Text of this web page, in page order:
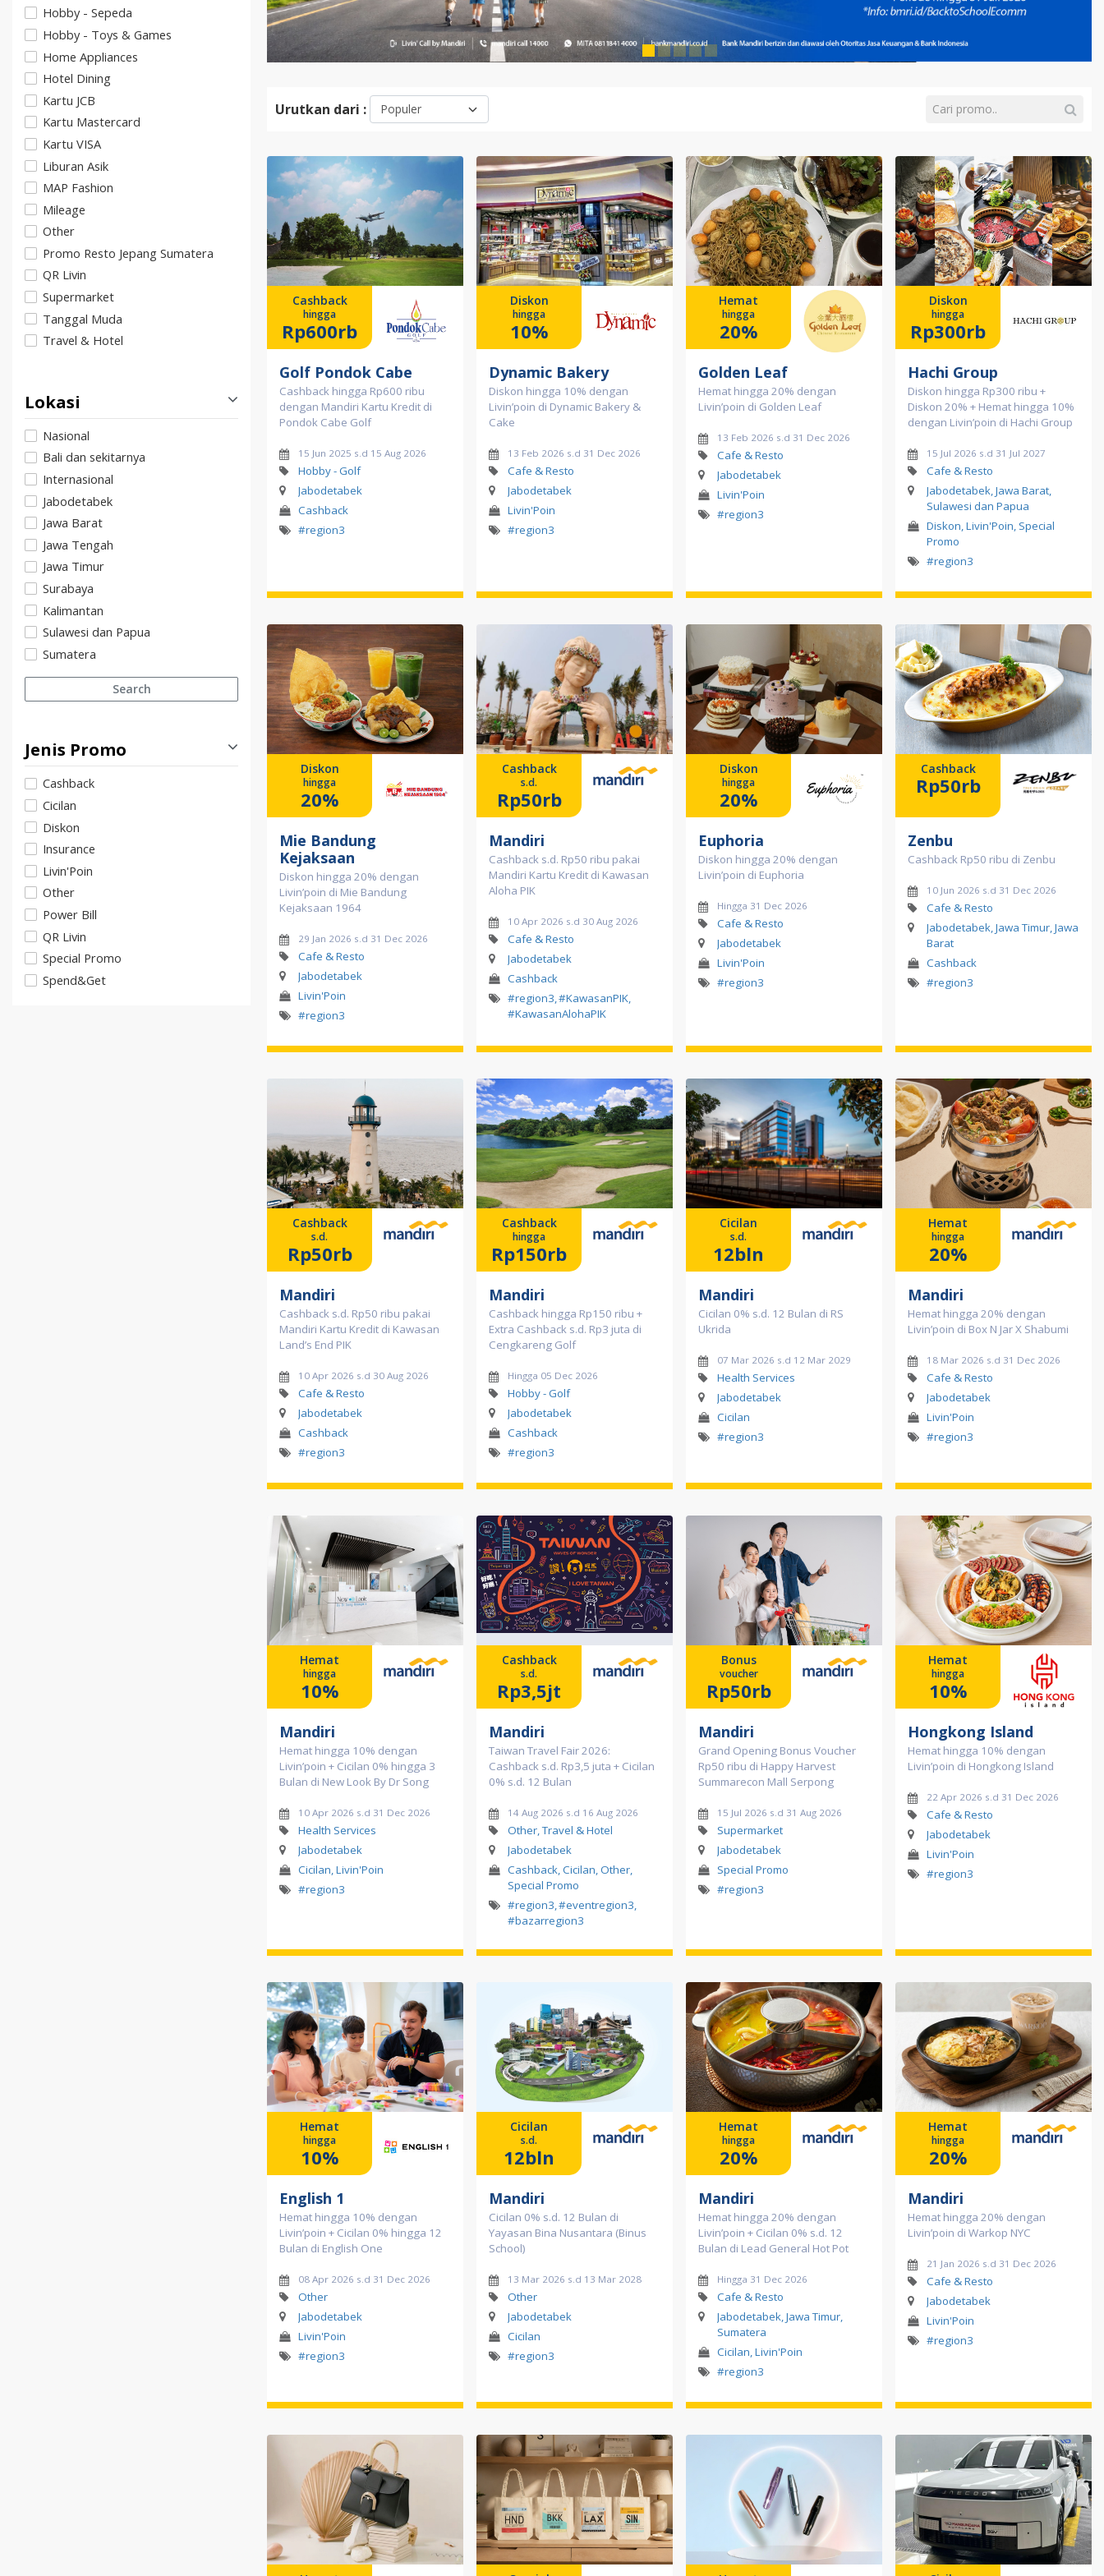
Hobby - Sepeda
Hobby - Toys & Games
Home Appliances
Hotel Dining
Kartu JCB
Kartu Mastercard
Kartu VISA
Liburan Asik
MAP Fashion
Mileage
Other
Promo Resto Jepang Sumatera
QR Livin
Supermarket
Tanggal Muda
Travel & Hotel
Lokasi
Nasional
Bali dan sekitarnya
Internasional
Jabodetabek
Jawa Barat
Jawa Tengah
Jawa Timur
Surabaya
Kalimantan
Sulawesi dan Papua
Sumatera
Search
Jenis Promo
Cashback
Cicilan
Diskon
Insurance
Livin'Poin
Other
Power Bill
QR Livin
Special Promo
Spend&Get
Urutkan dari :
Cashback
hingga
Rp600rb
Golf Pondok Cabe
Cashback hingga Rp600 ribu
dengan Mandiri Kartu Kredit di
Pondok Cabe Golf
15 Jun 2025 s.d 15 Aug 2026
Hobby - Golf
Jabodetabek
Cashback
#region3
Diskon
hingga
10%
Dynamic Bakery
Diskon hingga 10% dengan
Livin’poin di Dynamic Bakery &
Cake
13 Feb 2026 s.d 31 Dec 2026
Cafe & Resto
Jabodetabek
Livin'Poin
#region3
Hemat
hingga
20%
Golden Leaf
Hemat hingga 20% dengan
Livin’poin di Golden Leaf
13 Feb 2026 s.d 31 Dec 2026
Cafe & Resto
Jabodetabek
Livin'Poin
#region3
Diskon
hingga
Rp300rb
Hachi Group
Diskon hingga Rp300 ribu +
Diskon 20% + Hemat hingga 10%
dengan Livin’poin di Hachi Group
15 Jul 2026 s.d 31 Jul 2027
Cafe & Resto
Jabodetabek, Jawa Barat,
Sulawesi dan Papua
Diskon, Livin'Poin, Special
Promo
#region3
Diskon
hingga
20%
Mie Bandung
Kejaksaan
Diskon hingga 20% dengan
Livin’poin di Mie Bandung
Kejaksaan 1964
29 Jan 2026 s.d 31 Dec 2026
Cafe & Resto
Jabodetabek
Livin'Poin
#region3
Cashback
s.d.
Rp50rb
Mandiri
Cashback s.d. Rp50 ribu pakai
Mandiri Kartu Kredit di Kawasan
Aloha PIK
10 Apr 2026 s.d 30 Aug 2026
Cafe & Resto
Jabodetabek
Cashback
#region3,#KawasanPIK,
#KawasanAlohaPIK
Diskon
hingga
20%
Euphoria
Diskon hingga 20% dengan
Livin’poin di Euphoria
Hingga 31 Dec 2026
Cafe & Resto
Jabodetabek
Livin'Poin
#region3
Cashback
Rp50rb
Zenbu
Cashback Rp50 ribu di Zenbu
10 Jun 2026 s.d 31 Dec 2026
Cafe & Resto
Jabodetabek, Jawa Timur, Jawa
Barat
Cashback
#region3
Cashback
s.d.
Rp50rb
Mandiri
Cashback s.d. Rp50 ribu pakai
Mandiri Kartu Kredit di Kawasan
Land’s End PIK
10 Apr 2026 s.d 30 Aug 2026
Cafe & Resto
Jabodetabek
Cashback
#region3
Cashback
hingga
Rp150rb
Mandiri
Cashback hingga Rp150 ribu +
Extra Cashback s.d. Rp3 juta di
Cengkareng Golf
Hingga 05 Dec 2026
Hobby - Golf
Jabodetabek
Cashback
#region3
Cicilan
s.d.
12bln
Mandiri
Cicilan 0% s.d. 12 Bulan di RS
Ukrida
07 Mar 2026 s.d 12 Mar 2029
Health Services
Jabodetabek
Cicilan
#region3
Hemat
hingga
20%
Mandiri
Hemat hingga 20% dengan
Livin’poin di Box N Jar X Shabumi
18 Mar 2026 s.d 31 Dec 2026
Cafe & Resto
Jabodetabek
Livin'Poin
#region3
Hemat
hingga
10%
Mandiri
Hemat hingga 10% dengan
Livin’poin + Cicilan 0% hingga 3
Bulan di New Look By Dr Song
10 Apr 2026 s.d 31 Dec 2026
Health Services
Jabodetabek
Cicilan, Livin'Poin
#region3
Cashback
s.d.
Rp3,5jt
Mandiri
Taiwan Travel Fair 2026:
Cashback s.d. Rp3,5 juta + Cicilan
0% s.d. 12 Bulan
14 Aug 2026 s.d 16 Aug 2026
Other, Travel & Hotel
Jabodetabek
Cashback, Cicilan, Other,
Special Promo
#region3,#eventregion3,
#bazarregion3
Bonus
voucher
Rp50rb
Mandiri
Grand Opening Bonus Voucher
Rp50 ribu di Happy Harvest
Summarecon Mall Serpong
15 Jul 2026 s.d 31 Aug 2026
Supermarket
Jabodetabek
Special Promo
#region3
Hemat
hingga
10%
Hongkong Island
Hemat hingga 10% dengan
Livin’poin di Hongkong Island
22 Apr 2026 s.d 31 Dec 2026
Cafe & Resto
Jabodetabek
Livin'Poin
#region3
Hemat
hingga
10%
English 1
Hemat hingga 10% dengan
Livin’poin + Cicilan 0% hingga 12
Bulan di English One
08 Apr 2026 s.d 31 Dec 2026
Other
Jabodetabek
Livin'Poin
#region3
Cicilan
s.d.
12bln
Mandiri
Cicilan 0% s.d. 12 Bulan di
Yayasan Bina Nusantara (Binus
School)
13 Mar 2026 s.d 13 Mar 2028
Other
Jabodetabek
Cicilan
#region3
Hemat
hingga
20%
Mandiri
Hemat hingga 20% dengan
Livin’poin + Cicilan 0% s.d. 12
Bulan di Lead General Hot Pot
Hingga 31 Dec 2026
Cafe & Resto
Jabodetabek, Jawa Timur,
Sumatera
Cicilan, Livin'Poin
#region3
Hemat
hingga
20%
Mandiri
Hemat hingga 20% dengan
Livin’poin di Warkop NYC
21 Jan 2026 s.d 31 Dec 2026
Cafe & Resto
Jabodetabek
Livin'Poin
#region3